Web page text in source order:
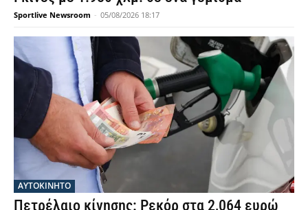
Sportlive Newsroom - 05/08/2026 18:17
ΑΥΤΟΚΙΝΗΤΟ
Πετρέλαιο κίνησης: Ρεκόρ στα 2,064 ευρώ